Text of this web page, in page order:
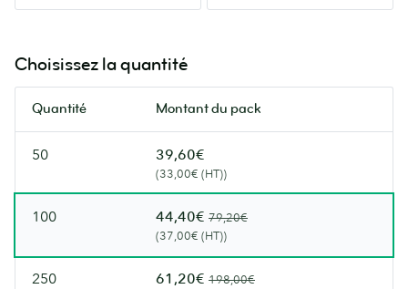
couleurs
une
moderne.
plus
toucher
artisanal.
Choisissez la quantité
Quantité Montant du pack
50 39,60€
(33,00€ (HT))
100 44,40€ 79,20€
(37,00€ (HT))
250 61,20€ 198,00€